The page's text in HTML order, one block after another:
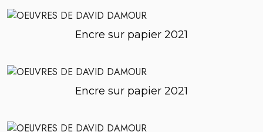
Encre sur papier 2021
Encre sur papier 2021